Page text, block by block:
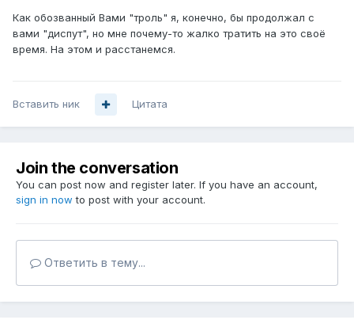
Как обозванный Вами "троль" я, конечно, бы продолжал с
вами "диспут", но мне почему-то жалко тратить на это своё
время. На этом и расстанемся.
Вставить ник Цитата
Join the conversation
You can post now and register later. If you have an account,
sign in now to post with your account.
Ответить в тему...